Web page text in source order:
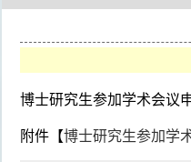
博士研究生参加学术会议
附件【博士研究生参加学